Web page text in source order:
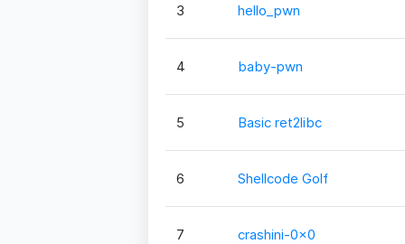
3 hello_pwn
4 baby-pwn
5 Basic ret2libc
6 Shellcode Golf
7 crashini-0x0